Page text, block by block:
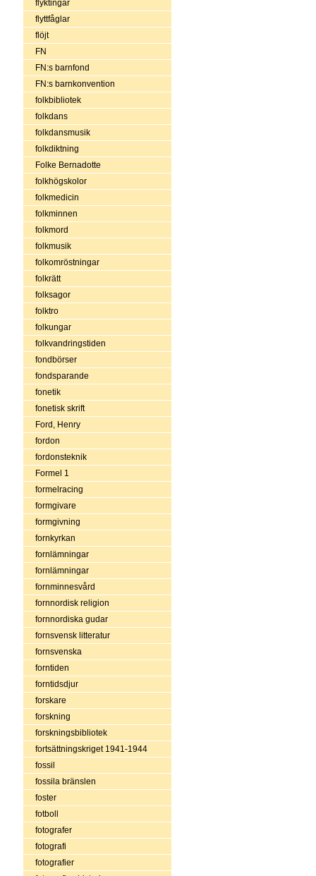
flyktingar
flyttfåglar
flöjt
FN
FN:s barnfond
FN:s barnkonvention
folkbibliotek
folkdans
folkdansmusik
folkdiktning
Folke Bernadotte
folkhögskolor
folkmedicin
folkminnen
folkmord
folkmusik
folkomröstningar
folkrätt
folksagor
folktro
folkungar
folkvandringstiden
fondbörser
fondsparande
fonetik
fonetisk skrift
Ford, Henry
fordon
fordonsteknik
Formel 1
formelracing
formgivare
formgivning
fornkyrkan
fornlämningar
fornlämningar
fornminnesvård
fornnordisk religion
fornnordiska gudar
fornsvensk litteratur
fornsvenska
forntiden
forntidsdjur
forskare
forskning
forskningsbibliotek
fortsättningskriget 1941-1944
fossil
fossila bränslen
foster
fotboll
fotografer
fotografi
fotografier